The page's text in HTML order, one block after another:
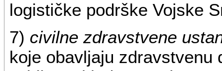
logističke podrške Vojske
7) civilne zdravstvene
koje obavljaju zdravstvenu